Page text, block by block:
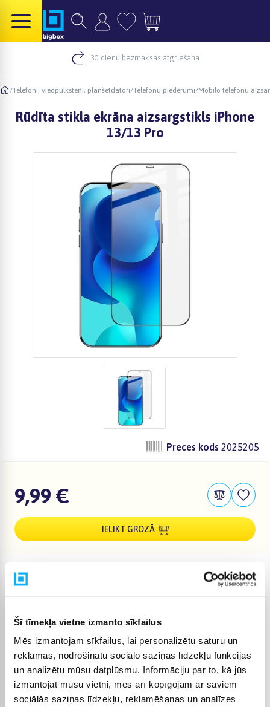
Šī tīmekļa vietne izmanto sīkfailus
Mēs izmantojam sīkfailus, lai personalizētu saturu un
reklāmas, nodrošinātu sociālo saziņas līdzekļu funkcijas
un analizētu mūsu datplūsmu. Informāciju par to, kā jūs
izmantojat mūsu vietni, mēs arī kopīgojam ar saviem
sociālās saziņas līdzekļu, reklamēšanas un analīzes
30 dienu bezmaksas atgriešana
/Telefoni, viedpulksteņi, planšetdatori/Telefonu piederumi/Mobilo telefonu
Rūdīta stikla ekrāna aizsargstikls iPhone
13/13 Pro
Preces kods 2025205
9,99 €
IELIKT GROZĀ
Venipak pakomāts (2,99 €)
Venipak Kurjers (3,99 €)
Apmaksā pilnu summu skaidrā naudā piegādes brīdī.
Augusts 11d. - Augusts 14d.
Omniva pakomāts (3,99 €)